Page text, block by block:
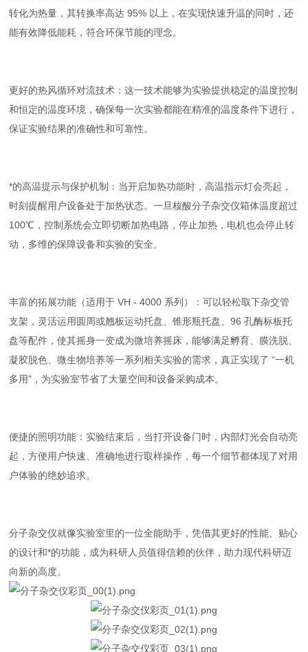
转化为热量，其转换率高达 95% 以上，在实现快速升温的同时，还
能有效降低能耗，符合环保节能的理念。
更好的热风循环对流技术：这一技术能够为实验提供稳定的温度控制
和恒定的温度环境，确保每一次实验都能在精准的温度条件下进行，
保证实验结果的准确性和可靠性。
*的高温提示与保护机制：当开启加热功能时，高温指示灯会亮起，
时刻提醒用户设备处于加热状态。一旦核酸分子杂交仪箱体温度超过
100℃，控制系统会立即切断加热电路，停止加热，电机也会停止转
动，多维的保障设备和实验的安全。
丰富的拓展功能（适用于 VH - 4000 系列）：可以轻松取下杂交管
支架，灵活运用圆周或翘板运动托盘、锥形瓶托盘、96 孔酶标板托
盘等配件，使其摇身一变成为微培养摇床，能够满足孵育、膜洗脱、
凝胶脱色、微生物培养等一系列相关实验的需求，真正实现了 “一机
多用"，为实验室节省了大量空间和设备采购成本。
便捷的照明功能：实验结束后，当打开设备门时，内部灯光会自动亮
起，方便用户快速、准确地进行取样操作，每一个细节都体现了对用
户体验的绝妙追求。
分子杂交仪就像实验室里的一位全能助手，凭借其更好的性能、贴心
的设计和*的功能，成为科研人员值得信赖的伙伴，助力现代科研迈
向新的高度。